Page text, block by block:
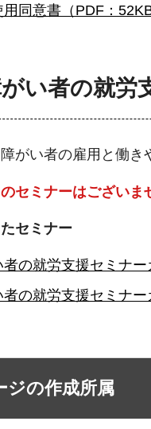
同意書（PDF：52KB
い者の就労
がい者の雇用と働
セミナーはございま
セミナー
の就労支援セミナー
の就労支援セミナー
ジの作成所属